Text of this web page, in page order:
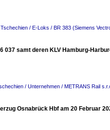
Tschechien / E-Loks / BR 383 (Siemens
037 samt deren KLV Hamburg-
/ Unternehmen / METRANS Rail
Osnabrück Hbf am 20 Februar